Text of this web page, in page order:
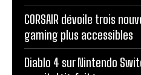
CORSAIR dévoile trois
gaming plus accessibles
Diablo 4 sur Nintendo